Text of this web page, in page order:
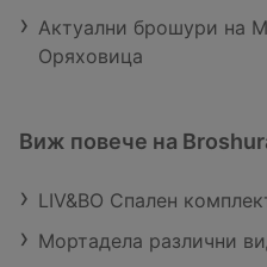
Актуални брошури на
Оряховица
Виж повече на
LIV&BO Спален
Мортадела различни